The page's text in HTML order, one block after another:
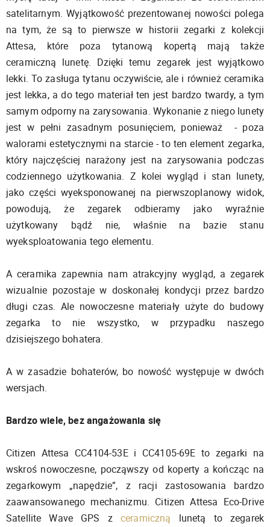
satelitarnym. Wyjątkowość prezentowanej nowości polega
na tym, że są to pierwsze w historii zegarki z kolekcji
Attesa, które poza tytanową kopertą mają także
ceramiczną lunetę. Dzięki temu zegarek jest wyjątkowo
lekki. To zasługa tytanu oczywiście, ale i również ceramika
jest lekka, a do tego materiał ten jest bardzo twardy, a tym
samym odporny na zarysowania. Wykonanie z niego lunety
jest w pełni zasadnym posunięciem, ponieważ - poza
walorami estetycznymi na starcie - to ten element zegarka,
który najczęściej narażony jest na zarysowania podczas
codziennego użytkowania. Z kolei wygląd i stan lunety,
jako części wyeksponowanej na pierwszoplanowy widok,
powodują, że zegarek odbieramy jako wyraźnie
użytkowany bądź nie, właśnie na bazie stanu
wyeksploatowania tego elementu.
A ceramika zapewnia nam atrakcyjny wygląd, a zegarek
wizualnie pozostaje w doskonałej kondycji przez bardzo
długi czas. Ale nowoczesne materiały użyte do budowy
zegarka to nie wszystko, w przypadku naszego
dzisiejszego bohatera.
A w zasadzie bohaterów, bo nowość występuje w dwóch
wersjach.
Bardzo wiele, bez angażowania się
Citizen Attesa CC4104-53E i CC4105-69E to zegarki na
wskroś nowoczesne, począwszy od koperty a kończąc na
zegarkowym „napędzie”, z racji zastosowania bardzo
zaawansowanego mechanizmu. Citizen Attesa Eco-Drive
Satellite Wave GPS z ceramiczną lunetą to zegarek